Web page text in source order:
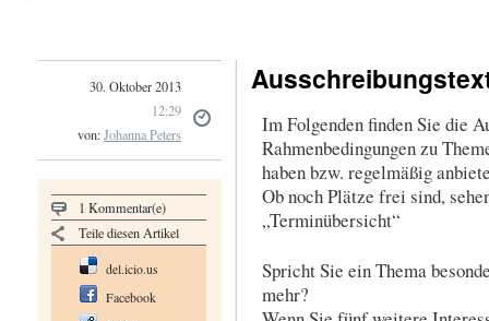
30. Oktober 2013
12:29
von:Johanna Peters
1 Kommentar(e)
Teile diesen Artikel
del.icio.us
Facebook
Im Folgenden finden Sie die
Rahmenbedingungen zu
haben bzw. regelmäßig
Ob noch Plätze frei sind,
„Terminübersicht“
Spricht Sie ein Thema
mehr?